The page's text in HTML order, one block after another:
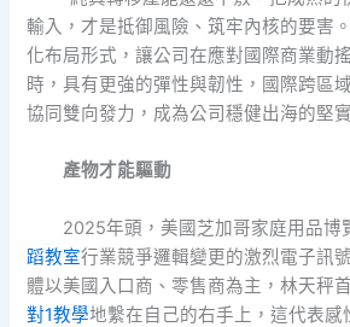
輸入，才是抵御風險、筑牢內核的要害
化布局形式，讓公司在應對國際商業動
時，具有更強的彈性與韌性，國際跨區
協同雙向發力，成為公司穩健出海的堅
產物才能驅動
2025年頭，美國芝加哥家庭用品博
蹈教室行業競爭邏輯變更的激烈電子訊
體以美國入口商、零售商為主，林天秤
對1教學地繫在自己的右手上，這代表感